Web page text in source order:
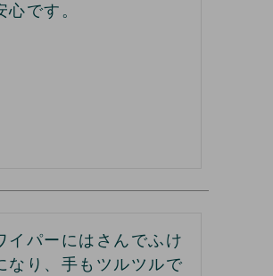
です。
イパーにはさんでふけ
なり、手もツルツルで